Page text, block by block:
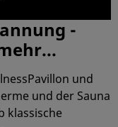
-
und
und der Sauna
klassische